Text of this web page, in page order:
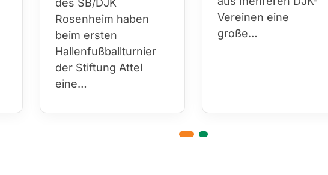
des SB/DJK
Rosenheim haben
beim ersten
Hallenfußballturnier
der Stiftung Attel
eine…
Vereinen eine
große…